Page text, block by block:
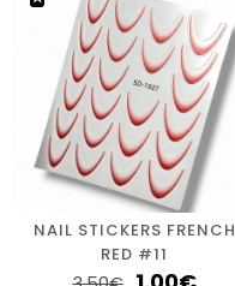
NAIL STICKERS FRENCH
RED #11